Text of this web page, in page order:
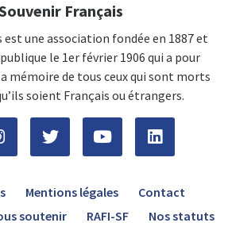
Français
est une association fondée en 1887 et
le 1er février 1906 qui a pour
mémoire de tous ceux qui sont morts
soient Français ou étrangers.
Mentions légales
Contact
soutenir RAFI-SF Nos statuts